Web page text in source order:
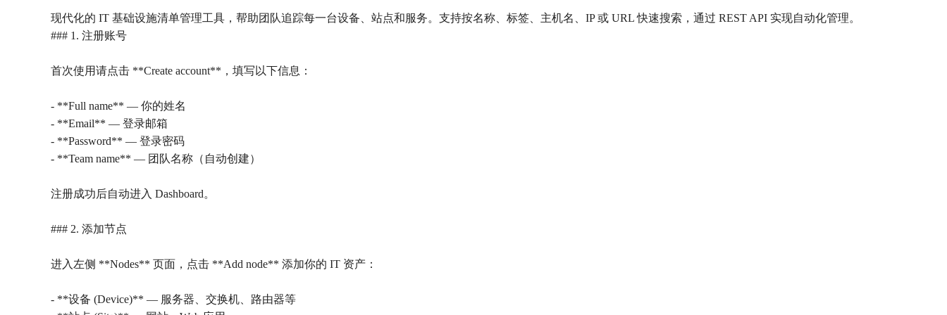
现代化的 IT 基础设施清单管理工具，帮助团队追踪每一台设备、站点和服务。支持按名称、标签、主机名、IP 或 URL 快速搜索，通过 REST API 实现自动化管理。
### 1. 注册账号
首次使用请点击 **Create account**，填写以下信息：
- **Full name** — 你的姓名
- **Email** — 登录邮箱
- **Password** — 登录密码
- **Team name** — 团队名称（自动创建）
注册成功后自动进入 Dashboard。
### 2. 添加节点
进入左侧 **Nodes** 页面，点击 **Add node** 添加你的 IT 资产：
- **设备 (Device)** — 服务器、交换机、路由器等